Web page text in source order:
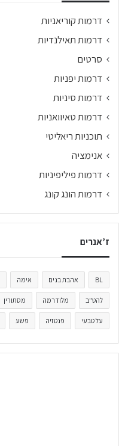
דרמות קוריאניות
דרמות תאילנדיות
סרטים
דרמות יפניות
דרמות סיניות
דרמות טאיוואניות
תוכניות ריאליטי
אנימציה
דרמות פיליפיניות
דרמות הונג קונג
ז’אנרים
BL אהבת בנים אימה
להט"ב מלודרמה מסתורין
על טבעי פנטזיה פשע